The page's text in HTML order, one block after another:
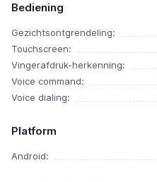
Bediening
Gezichtsontgrendeling:
Touchscreen:
Vingerafdruk-herkenning:
Voice command:
Voice dialing:
Platform
Android: